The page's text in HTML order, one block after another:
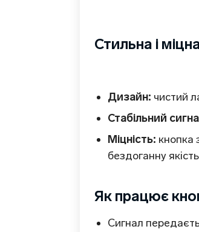
Стильна і
Дизайн: чистий
Стабільний
Міцність: кнопка
бездоганну
Як працює
Сигнал